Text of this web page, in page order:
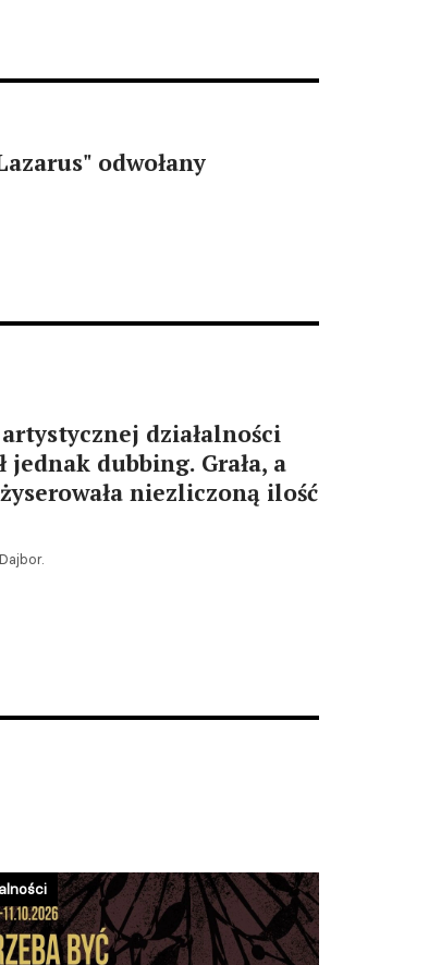
odwołany
działalności
jednak dubbing. Grała, a
niezliczoną ilość